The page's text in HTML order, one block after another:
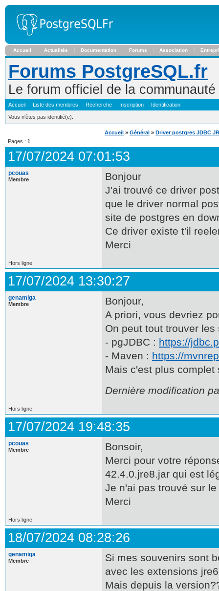
Accueil Actualités Documentation Forums Association
Forums PostgreSQL.fr
Le forum officiel de la
Accueil Liste des membres Recherche Inscription Identification
Vous n'êtes pas identifié(e).
Accueil » Général » Driver postgres JDBC
Pages : 1
17/07/2024 07:01:53
pcouas
Membre
Bonjour
J'ai trouvé ce driver
que le driver normal
site de postgres en
Ce driver existe t'il
Merci
Hors ligne
17/07/2024 13:30:27
genamiga
Membre
Bonjour,
A priori, vous devriez
On peut tout trouver les
- pgJDBC : https://
- Maven : https://
Mais c'est plus
Dernière modification
Hors ligne
17/07/2024 19:48:35
pcouas
Membre
Bonsoir,
Merci pour votre
42.4.0.jre8.jar qui est
Je n'ai pas trouvé sur
Merci
Hors ligne
18/07/2024 08:28:26
genamiga
Membre
Si mes souvenirs sont
avec les extensions
Mais depuis la